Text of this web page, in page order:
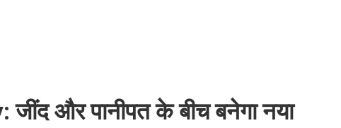
और पानीपत के बीच बनेगा नया